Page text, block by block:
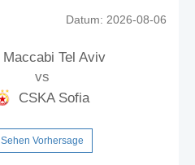
Datum: 2026-08-06
Maccabi Tel Aviv
vs
CSKA Sofia
Sehen Vorhersage